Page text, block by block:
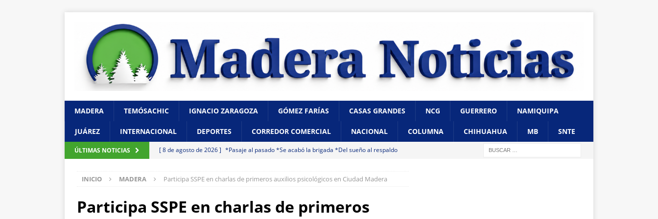
MADERA TEMÓSACHIC IGNACIO ZARAGOZA GÓMEZ FARÍAS CASAS GRANDES NCG GUERRERO NAMIQUIPA
JUÁREZ INTERNACIONAL DEPORTES CORREDOR COMERCIAL NACIONAL COLUMNA CHIHUAHUA MB SNTE
ÚLTIMAS NOTICIAS [ 8 de agosto de 2026 ] *Pasaje al pasado *Se acabó la brigada *Del sueño al respaldo
[ 7 de agosto de 2026 ] “Que presenten las pruebas”: Santiago de la Peña niega que
Gobierno financie campaña contra Morena
CHIHUAHUA
Hombre muere a bordo de una ambulancia de URGE tras sufrir
INICIO MADERA Participa SSPE en charlas de primeros auxilios psicológicos en Ciudad Madera
Participa SSPE en charlas de primeros